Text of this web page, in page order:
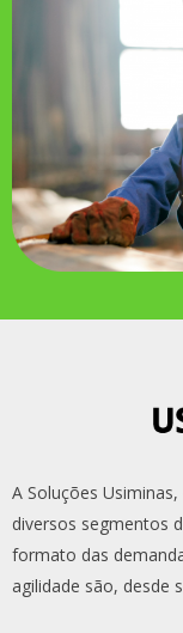
A Soluções
diversos segmentos
formato das
agilidade são, desde